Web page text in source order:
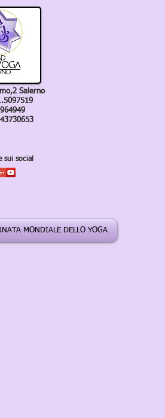
Salerno
sui social
MONDIALE DELLO YOGA